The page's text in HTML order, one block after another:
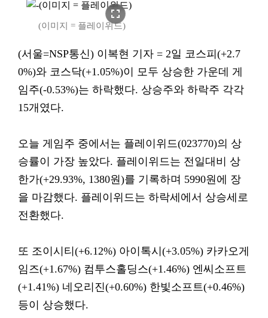
fullscreen
(이미지 = 플레이위드)
(서울=NSP통신) 이복현 기자 = 2일 코스피(+2.7
0%)와 코스닥(+1.05%)이 모두 상승한 가운데 게
임주(-0.53%)는 하락했다. 상승주와 하락주 각각
15개였다.
오늘 게임주 중에서는 플레이위드(023770)의 상
승률이 가장 높았다. 플레이위드는 전일대비 상
한가(+29.93%, 1380원)를 기록하며 5990원에 장
을 마감했다. 플레이위드는 하락세에서 상승세로
전환했다.
또 조이시티(+6.12%) 아이톡시(+3.05%) 카카오게
임즈(+1.67%) 컴투스홀딩스(+1.46%) 엔씨소프트
(+1.41%) 네오리진(+0.60%) 한빛소프트(+0.46%)
등이 상승했다.